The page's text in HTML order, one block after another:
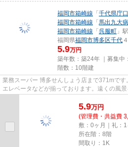
福岡市箱崎線 「千代県庁口
福岡市箱崎線 「馬出九大
福岡市箱崎線 「呉服町 」
福岡県福岡市博多区千代
5.9万円
築年数：築24年 ｜募集中：
階数：10階建
業務スーパー 博多せんしょう店まで371mです
エレベータなどが揃っております。遠くの風
がりますので健康的になれます...
5.9万円
(管理費・共益費
敷：0ヶ月｜礼：1
所在階：8階
間取り：1K